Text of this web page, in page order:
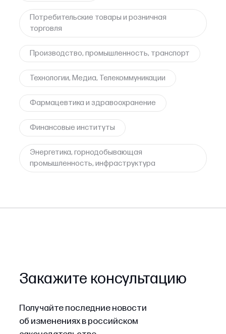
Потребительские товары и розничная
торговля
Производство, промышленность, транспорт
Технологии, Медиа, Телекоммуникации
Фармацевтика и здравоохранение
Финансовые институты
Энергетика, горнодобывающая
промышленность, инфраструктура
Закажите консультацию
Получайте последние новости
об изменениях в российском